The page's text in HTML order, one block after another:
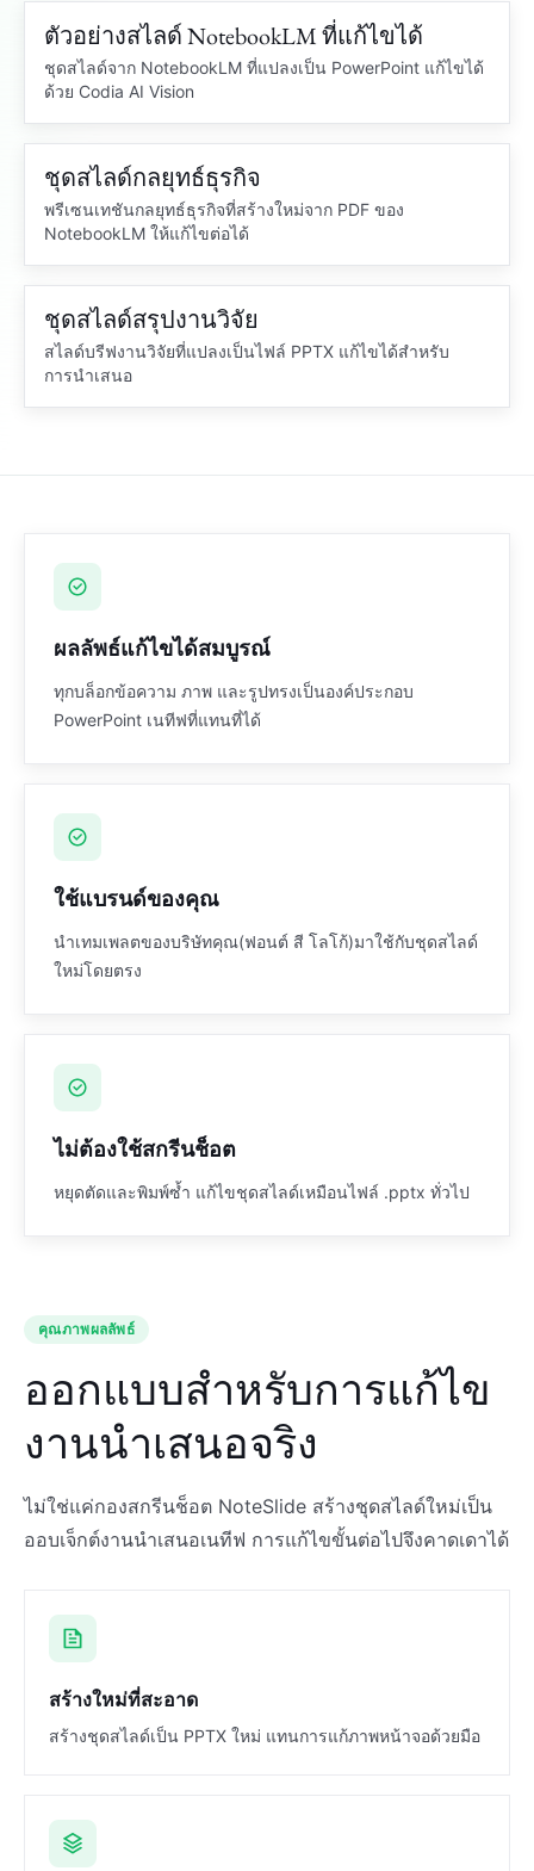
PDF จาก NOTEBOOKLM
PDF ที่ล็อกไว้
PowerPoint ที่แก้ไขได้
ตัวอย่างสไลด์ NotebookLM ที่แก้ไขได้
ชุดสไลด์จาก NotebookLM ที่แปลงเป็น PowerPoint แก้ไขได้
ด้วย Codia AI Vision
ชุดสไลด์กลยุทธ์
อินไซต์ตลาด
ชุดสไลด์กลยุทธ์ธุรกิจ
พรีเซนเทชันกลยุทธ์ธุรกิจที่สร้างใหม่จาก PDF ของ
NotebookLM ให้แก้ไขต่อได้
บรีฟงานวิจัย
สร้างโน้ตอ้างอิงและไดอะแกรมใหม่
ชุดสไลด์สรุปงานวิจัย
สไลด์บรีฟงานวิจัยที่แปลงเป็นไฟล์ PPTX แก้ไขได้สำหรับ
การนำเสนอ
ผลลัพธ์แก้ไขได้สมบูรณ์
ทุกบล็อกข้อความ ภาพ และรูปทรงเป็นองค์ประกอบ
PowerPoint เนทีฟที่แทนที่ได้
ใช้แบรนด์ของคุณ
นำเทมเพลตของบริษัทคุณ(ฟอนต์ สี โลโก้)มาใช้กับชุดสไลด์
ใหม่โดยตรง
ไม่ต้องใช้สกรีนช็อต
หยุดตัดและพิมพ์ซ้ำ แก้ไขชุดสไลด์เหมือนไฟล์ .pptx ทั่วไป
คุณภาพผลลัพธ์
ออกแบบสำหรับการแก้ไข
งานนำเสนอจริง
ไม่ใช่แค่กองสกรีนช็อต NoteSlide สร้างชุดสไลด์ใหม่เป็น
ออบเจ็กต์งานนำเสนอเนทีฟ การแก้ไขขั้นต่อไปจึงคาดเดาได้
สร้างใหม่ที่สะอาด
สร้างชุดสไลด์เป็น PPTX ใหม่ แทนการแก้ภาพหน้าจอด้วยมือ